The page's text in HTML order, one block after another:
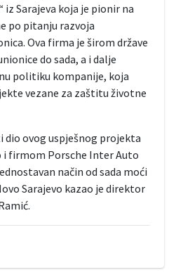
Sarajeva koja je pionir na
po pitanju razvoja
Ova firma je širom države
do sada, a i dalje
politiku kompanije, koja
vezane za zaštitu životne
dio ovog uspješnog projekta
i firmom Porsche Inter Auto
način od sada moći
Sarajevo kazao je direktor